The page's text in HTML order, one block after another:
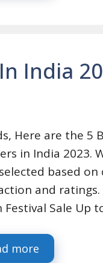
India
Here are the 5
in India 2023.
based
and ratings.
Festival Sale Up
more